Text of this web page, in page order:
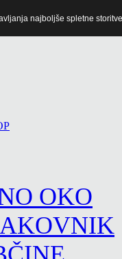
OKO
najboljše spletne